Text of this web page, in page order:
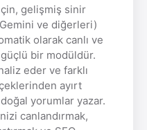
gelişmiş sinir
Gemini ve diğerleri)
olarak canlı ve
bir modüldür.
eder ve farklı
ayırt
yorumlar yazar.
canlandırmak,